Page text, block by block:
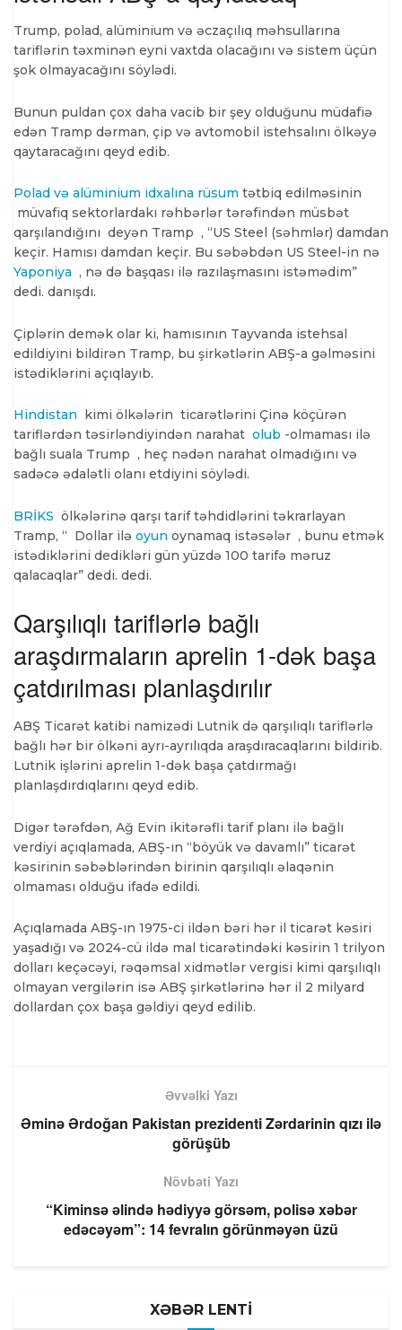
Trump, polad, alüminium və əczaçılıq məhsullarına
tariflərin təxminən eyni vaxtda olacağını və sistem üçün
şok olmayacağını söylədi.
Bunun puldan çox daha vacib bir şey olduğunu müdafiə
edən Tramp dərman, çip və avtomobil istehsalını ölkəyə
qaytaracağını qeyd edib.
Polad və alüminium idxalına rüsum tətbiq edilməsinin
müvafiq sektorlardakı rəhbərlər tərəfindən müsbət
qarşılandığını deyən Tramp , “US Steel (səhmlər) damdan
keçir. Hamısı damdan keçir. Bu səbəbdən US Steel-in nə
Yaponiya , nə də başqası ilə razılaşmasını istəmədim”
dedi. danışdı.
Çiplərin demək olar ki, hamısının Tayvanda istehsal
edildiyini bildirən Tramp, bu şirkətlərin ABŞ-a gəlməsini
istədiklərini açıqlayıb.
Hindistan kimi ölkələrin ticarətlərini Çinə köçürən
tariflərdən təsirləndiyindən narahat olub -olmaması ilə
bağlı suala Trump , heç nədən narahat olmadığını və
sadəcə ədalətli olanı etdiyini söylədi.
BRİKS ölkələrinə qarşı tarif təhdidlərini təkrarlayan
Tramp, “ Dollar ilə oyun oynamaq istəsələr , bunu etmək
istədiklərini dedikləri gün yüzdə 100 tarifə məruz
qalacaqlar” dedi. dedi.
Qarşılıqlı tariflərlə bağlı
araşdırmaların aprelin 1-dək başa
çatdırılması planlaşdırılır
ABŞ Ticarət katibi namizədi Lutnik də qarşılıqlı tariflərlə
bağlı hər bir ölkəni ayrı-ayrılıqda araşdıracaqlarını bildirib.
Lutnik işlərini aprelin 1-dək başa çatdırmağı
planlaşdırdıqlarını qeyd edib.
Digər tərəfdən, Ağ Evin ikitərəfli tarif planı ilə bağlı
verdiyi açıqlamada, ABŞ-ın “böyük və davamlı” ticarət
kəsirinin səbəblərindən birinin qarşılıqlı əlaqənin
olmaması olduğu ifadə edildi.
Açıqlamada ABŞ-ın 1975-ci ildən bəri hər il ticarət kəsiri
yaşadığı və 2024-cü ildə mal ticarətindəki kəsirin 1 trilyon
dolları keçəcəyi, rəqəmsal xidmətlər vergisi kimi qarşılıqlı
olmayan vergilərin isə ABŞ şirkətlərinə hər il 2 milyard
dollardan çox başa gəldiyi qeyd edilib.
Əvvəlki Yazı
Əminə Ərdoğan Pakistan prezidenti Zərdarinin qızı ilə
görüşüb
Növbəti Yazı
“Kiminsə əlində hədiyyə görsəm, polisə xəbər
edəcəyəm”: 14 fevralın görünməyən üzü
XƏBƏR LENTİ